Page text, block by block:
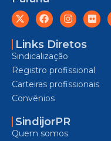
Links Diretos
Sindicalização
Registro profissional
Carteiras profissionais
Convênios
SindijorPR
Quem somos